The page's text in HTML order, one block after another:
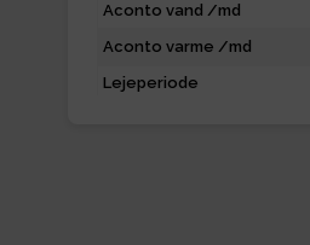
Aconto vand /md
Aconto varme /md
Lejeperiode